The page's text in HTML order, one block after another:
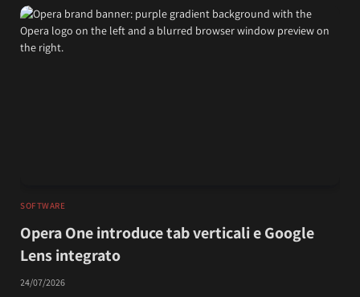
SOFTWARE
Opera One introduce tab verticali e Google
Lens integrato
24/07/2026